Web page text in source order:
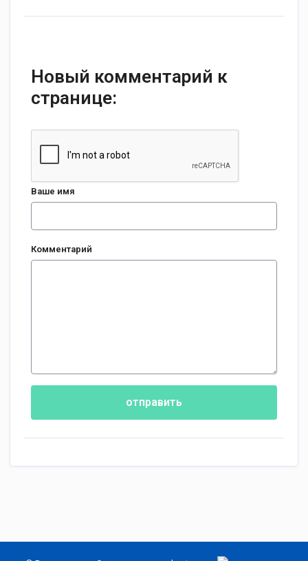
Новый комментарий к
странице:
Ваше имя
Комментарий
отправить